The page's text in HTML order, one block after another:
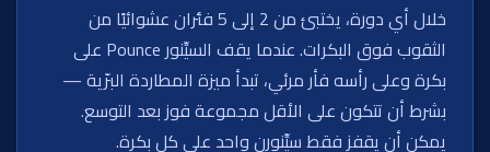
خلال أي دورة، يختبئ من 2 إلى 5 فئران عشوائيًا من
الثقوب فوق البكرات. عندما يقف السيِّنور Pounce على
بكرة وعلى رأسه فأر مرئي، تبدأ ميزة المطاردة البرّية —
بشرط أن تتكون على الأقل مجموعة فوز بعد التوسع.
يمكن أن يقفز فقط سيِّنورن واحد على كل بكرة.